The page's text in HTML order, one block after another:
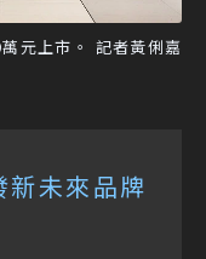
元上市。 記者黃俐嘉
新未來品牌